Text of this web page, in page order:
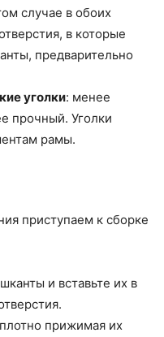
случае в обоих
в которые
предварительно
уголки: менее
прочный. Уголки
рамы.
приступаем к сборке
и вставьте их в
прижимая их